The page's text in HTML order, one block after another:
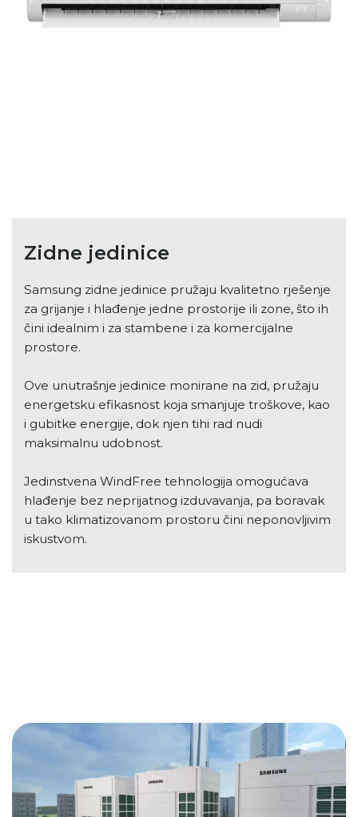
Zidne jedinice
Samsung zidne jedinice pružaju kvalitetno rješenje
za grijanje i hlađenje jedne prostorije ili zone, što ih
čini idealnim i za stambene i za komercijalne
prostore.
Ove unutrašnje jedinice monirane na zid, pružaju
energetsku efikasnost koja smanjuje troškove, kao
i gubitke energije, dok njen tihi rad nudi
maksimalnu udobnost.
Jedinstvena WindFree tehnologija omogućava
hlađenje bez neprijatnog izduvavanja, pa boravak
u tako klimatizovanom prostoru čini neponovljivim
iskustvom.